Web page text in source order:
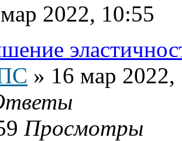
2022, 10:55
» 16 мар 2022,
Просмотры